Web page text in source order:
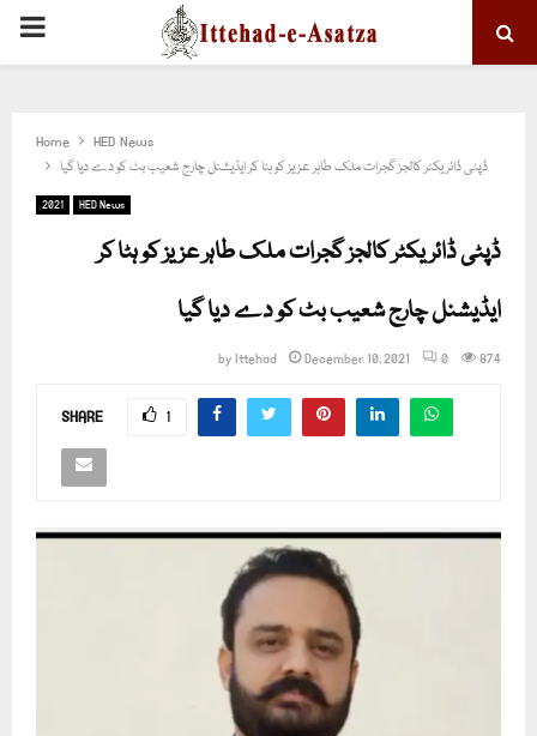
PRIMARY
Home
HED News
ڈپٹی ڈائریکٹر کالجز گجرات ملک طاہر عزیز کو ہٹا کر ایڈیشنل چارج شعیب بٹ کو دے دیا گیا
2021 HED News
ڈپٹی ڈائریکٹر کالجز گجرات ملک طاہر عزیز کو ہٹا کر
ایڈیشنل چارج شعیب بٹ کو دے دیا گیا
byIttehad December 10, 2021 0 874
SHARE 1